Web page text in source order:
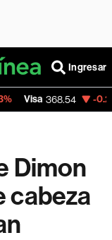
Ingresar
-0.28%
Dimon
cabeza